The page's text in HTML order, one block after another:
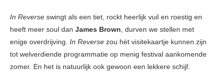
In Reverse swingt als een tiet, rockt heerlijk vuil en roestig en
heeft meer soul dan James Brown , durven we stellen met
enige overdrijving. In Reverse zou hét visitekaartje kunnen zijn
tot welverdiende programmatie op menig festival aankomende
zomer. En het is natuurlijk ook gewoon een lekkere schijf.